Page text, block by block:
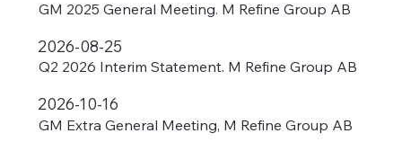
GM 2025 General Meeting. M Refine Group AB
Q2 2026 Interim Statement. M Refine Group AB
2026-08-25
GM Extra General Meeting, M Refine Group AB
2026-10-16